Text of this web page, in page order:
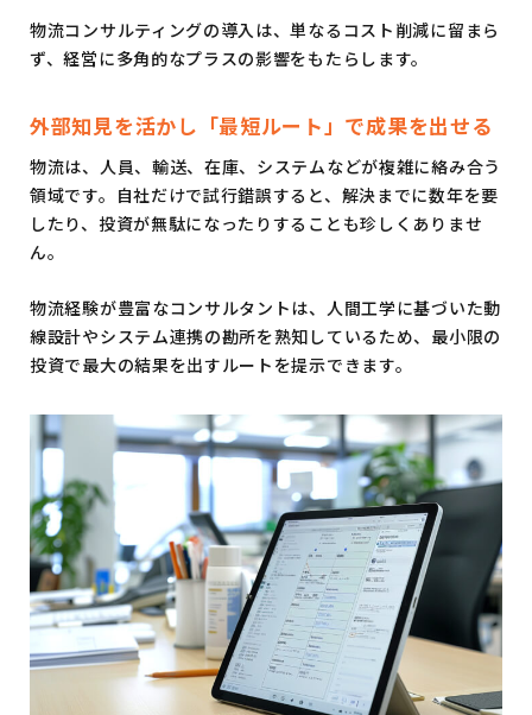
物流コンサルティングの導入は、単なるコスト削減に留まら
ず、経営に多角的なプラスの影響をもたらします。
外部知見を活かし「最短ルート」で成果を出せる
物流は、人員、輸送、在庫、システムなどが複雑に絡み合う
領域です。自社だけで試行錯誤すると、解決までに数年を要
したり、投資が無駄になったりすることも珍しくありませ
ん。
物流経験が豊富なコンサルタントは、人間工学に基づいた動
線設計やシステム連携の勘所を熟知しているため、最小限の
投資で最大の結果を出すルートを提示できます。